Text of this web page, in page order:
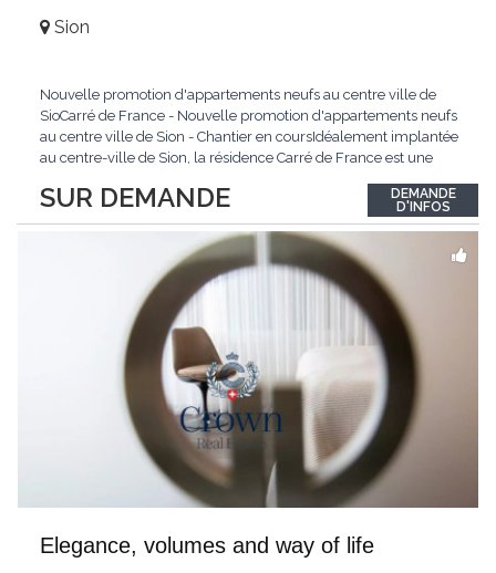
SUR DEMANDE
Sion
Nouvelle promotion d'appartements neufs au centre ville de
SioCarré de France - Nouvelle promotion d'appartements neufs
au centre ville de Sion - Chantier en coursIdéalement implantée
au centre-ville de Sion, la résidence Carré de France est une
contemporaine, qualité de vie et emplacement privilégié.Ce
projet d'envergure comprend 38...
DEMANDE
D'INFOS
Elegance, volumes and way of life